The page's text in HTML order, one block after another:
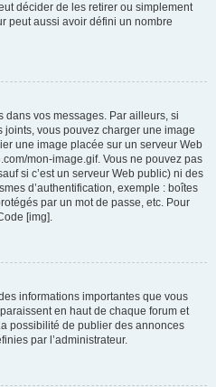
décider de les retirer ou simplement
peut aussi avoir défini un nombre
dans vos messages. Par ailleurs, si
joints, vous pouvez charger une image
une image placée sur un serveur Web
mon-image.gif. Vous ne pouvez pas
si c’est un serveur Web public) ni des
d’authentification, exemple : boîtes
par un mot de passe, etc. Pour
[img].
informations importantes que vous
en haut de chaque forum et
possibilité de publier des annonces
par l’administrateur.